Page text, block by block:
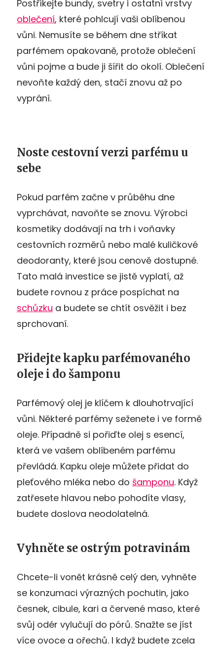
Postříkejte bundy, svetry i ostatní vrstvy
oblečení, které pohlcují vaši oblíbenou
vůni. Nemusíte se během dne stříkat
parfémem opakovaně, protože oblečení
vůni pojme a bude ji šířit do okolí. Oblečení
nevoňte každý den, stačí znovu až po
vyprání.
Noste cestovní verzi parfému u
sebe
Pokud parfém začne v průběhu dne
vyprchávat, navoňte se znovu. Výrobci
kosmetiky dodávají na trh i voňavky
cestovních rozměrů nebo malé kuličkové
deodoranty, které jsou cenově dostupné.
Tato malá investice se jistě vyplatí, až
budete rovnou z práce pospíchat na
schůzku a budete se chtít osvěžit i bez
sprchovaní.
Přidejte kapku parfémovaného
oleje i do šamponu
Parfémový olej je klíčem k dlouhotrvající
vůni. Některé parfémy seženete i ve formě
oleje. Případně si pořiďte olej s esencí,
která ve vašem oblíbeném parfému
převládá. Kapku oleje můžete přidat do
pleťového mléka nebo do šamponu. Když
zatřesete hlavou nebo pohodíte vlasy,
budete doslova neodolatelná.
Vyhněte se ostrým potravinám
Chcete-li vonět krásně celý den, vyhněte
se konzumaci výrazných pochutin, jako
česnek, cibule, kari a červené maso, které
svůj odér vylučují do pórů. Snažte se jíst
více ovoce a ořechů. I když budete zcela